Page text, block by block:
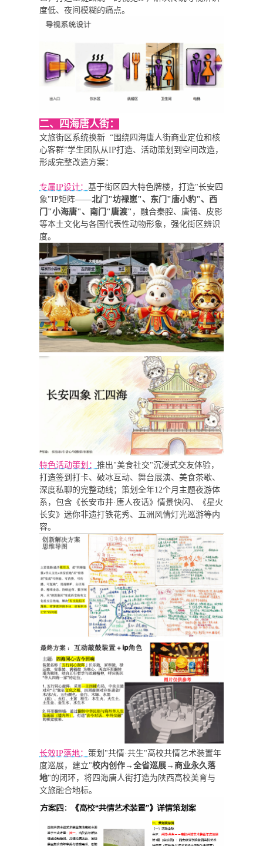
度低、夜间模糊的痛点。
二、四海唐人街：
文旅街区系统换新 “围绕四海唐人街商业定位和核
心客群”学生团队从IP打造、活动策划到空间改造，
形成完整改造方案：
专属IP设计：基于街区四大特色牌楼，打造"长安四
象"IP矩阵——北门"坊禄崽"、东门"唐小豹"、西
门"小海唐"、南门"唐渡" ，融合秦腔、唐俑、皮影
等本土文化与各国代表性动物形象，强化街区辨识
度。
特色活动策划：推出"美食社交"沉浸式交友体验，
打造签到打卡、破冰互动、舞台展演、美食茶歇、
深度私聊的完整动线；策划全年12个月主题夜游体
系，包含《长安市井·唐人夜话》情景快闪、《星火
长安》迷你非遗打铁花秀、五洲风情灯光巡游等内
容。
长效IP落地：策划"共情·共生"高校共情艺术装置年
度巡展，建立"校内创作→全省巡展→商业永久落
地"的闭环，将四海唐人街打造为陕西高校美育与
文旅融合地标。